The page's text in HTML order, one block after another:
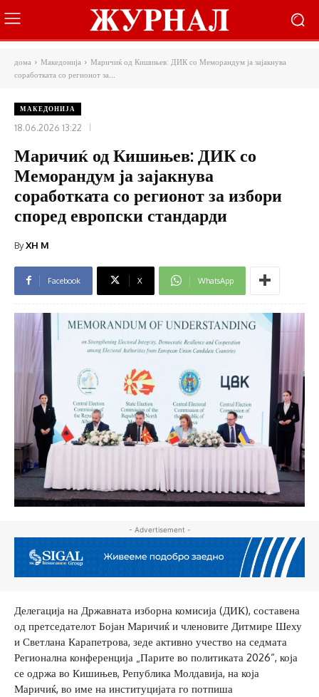
дома Македонија
Маричиќ од Кишињев: ДИК со Меморандум ја зајакнува
соработката со регионот за...
МАКЕДОНИЈА
18.06.2026 13:22
Маричиќ од Кишињев: ДИК со
Меморандум ја зајакнува
соработката со регионот за избори
според европски стандарди
ByXH M
Facebook X WhatsApp
- Advertisement -
Делегација на Државната изборна комисија (ДИК), составена
од претседателот Бојан Маричиќ и членовите Дитмире Шеху
и Светлана Карапетрова, зеде активно учество на седмата
Регионална конференција „Парите во политиката 2026“, која
се одржа во Кишињев, Република Молдавија, на која
Маричиќ, во име на институцијата го потпиша